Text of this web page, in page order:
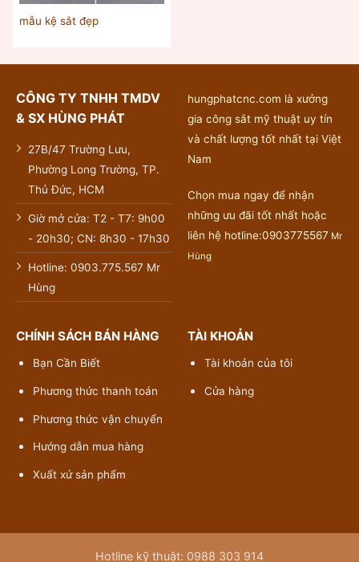
mẫu kệ sắt đẹp
CÔNG TY TNHH TMDV
& SX HÙNG PHÁT
27B/47 Trường Lưu,
Phường Long Trường, TP.
Thủ Đức, HCM
Giờ mở cửa: T2 - T7: 9h00
- 20h30; CN: 8h30 - 17h30
Hotline: 0903.775.567 Mr
Hùng
hungphatcnc.com là xưởng
gia công sắt mỹ thuật uy tín
và chất lượng tốt nhất tại Việt
Nam
Chọn mua ngay để nhận
những ưu đãi tốt nhất hoặc
liên hệ hotline:0903775567 Mr
Hùng
CHÍNH SÁCH BÁN HÀNG
Bạn Cần Biết
Phương thức thanh toán
Phương thức vận chuyển
Hướng dẫn mua hàng
Xuất xứ sản phẩm
TÀI KHOẢN
Tài khoản của tôi
Cửa hàng
Hotline kỹ thuật: 0988 303 914